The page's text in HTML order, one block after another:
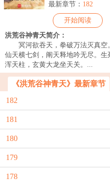
最新章节： 182
开始阅读
洪荒谷神青天简介：
冥河欲吞天，拳破万法灭真空
仙天横七剑，阐天释地吟无尽。
浑天柱，玄黄大龙坐天关。...
《洪荒谷神青天》最新章节
182
181
180
179
178